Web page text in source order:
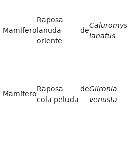
Mamífero
Raposa
lanuda de
oriente
Caluromys
lanatus
Mamífero
Raposa de
cola peluda
Glironia
venusta